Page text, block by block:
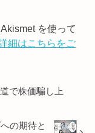
を使って
細はこちらをご
で株価騙し上
の期待と